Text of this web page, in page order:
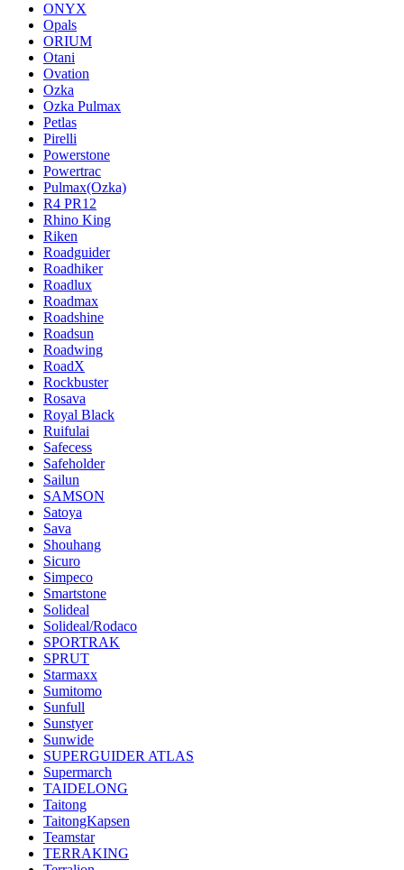
ONYX
Opals
ORIUM
Otani
Ovation
Ozka
Ozka Pulmax
Petlas
Pirelli
Powerstone
Powertrac
Pulmax(Ozka)
R4 PR12
Rhino King
Riken
Roadguider
Roadhiker
Roadlux
Roadmax
Roadshine
Roadsun
Roadwing
RoadX
Rockbuster
Rosava
Royal Black
Ruifulai
Safecess
Safeholder
Sailun
SAMSON
Satoya
Sava
Shouhang
Sicuro
Simpeco
Smartstone
Solideal
Solideal/Rodaco
SPORTRAK
SPRUT
Starmaxx
Sumitomo
Sunfull
Sunstyer
Sunwide
SUPERGUIDER ATLAS
Supermarch
TAIDELONG
Taitong
TaitongKapsen
Teamstar
TERRAKING